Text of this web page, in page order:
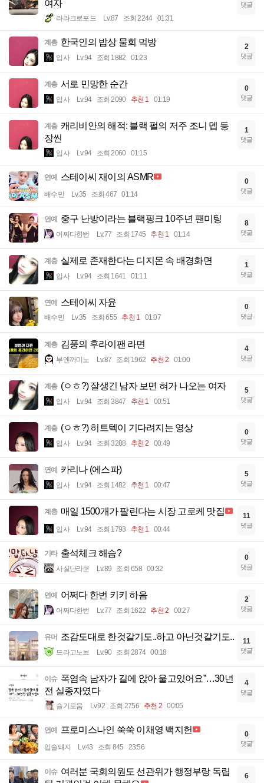
여자
라라크로포드 Lv.87 조회 2244 01:31
댓글
계층 한국인의 밥상 물회 먹방
입사 Lv.94 조회 1882 01:23
2
댓글
계층 서로 민망한 순간
입사 Lv.94 조회 2090 추천 1 01:19
0
댓글
계층 캐리비안의 해적: 블랙 펄의 저주 조니 뎁 등
장씬
입사 Lv.94 조회 2060 01:15
1
댓글
연예 스테이씨 재이의 ASMR
배수민 Lv.35 조회 467 01:14
0
댓글
연예 중구 난방이라는 블랙핑크 10주년 팬미팅
어쩌다한번 Lv.77 조회 1745 추천 1 01:14
8
댓글
계층 실제로 존재한다는 디지몬 속 배경화면
입사 Lv.94 조회 1641 01:11
1
댓글
연예 스테이씨 자윤
배수민 Lv.35 조회 655 추천 1 01:07
0
댓글
계층 김풍의 후라이팬 라면
부엔까미노 Lv.87 조회 1962 추천 2 01:00
4
댓글
계층 (ㅇㅎ?) 잘생긴 남자 보면 혀가 나오는 여자
입사 Lv.94 조회 3847 추천 1 00:51
5
댓글
계층 (ㅇㅎ?) 히트텍이 기다려지는 영상
입사 Lv.94 조회 3288 추천 2 00:49
0
댓글
연예 카리나 (에스파)
입사 Lv.94 조회 1482 추천 1 00:47
5
댓글
계층 매일 1500개가 팔린다는 시장 고로케 맛집
입사 Lv.94 조회 1793 추천 1 00:44
11
댓글
기타 출석체크 해슴?
사실난라쿤 Lv.89 조회 658 00:32
0
댓글
연예 어쩌다 한번 키키 하음
어쩌다한번 Lv.77 조회 1622 추천 2 00:27
2
댓글
유머 조감도대로 한것같기도..하고 아닌것같기도..
드라고노브 Lv.90 조회 2874 00:18
11
댓글
이슈 폭염속 남자가 길에 앉아 울고있어요”…30년
전 실종자였다
슬기로움 Lv.92 조회 2756 추천 2 00:05
4
댓글
연예 프로미스나인 쑥쑥 이채영 백지헌
입술돼지 Lv.43 조회 845 23:56
0
댓글
이슈 여러분 국회의원도 선관위가 행정부랑 독립
6